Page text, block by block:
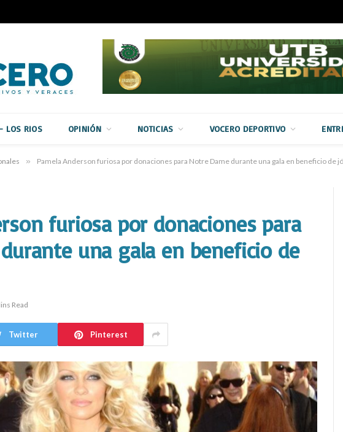
LOS RIOS OPINIÓN NOTICIAS VOCERO DEPORTIVO
» Pamela Anderson furiosa por donaciones para Notre Dame durante una gala en beneficio de
furiosa por donaciones para
una gala en beneficio de
Read
Twitter Pinterest